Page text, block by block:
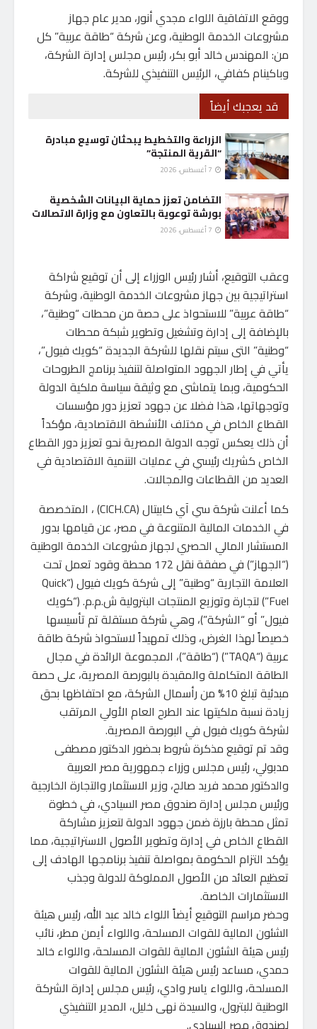
ووقع الاتفاقية اللواء مجدي أنور، مدير عام جهاز
مشروعات الخدمة الوطنية، وعن شركة “طاقة عربية” كل
من: المهندس خالد أبو بكر، رئيس مجلس إدارة الشركة،
وباكينام كفافي، الرئيس التنفيذي للشركة.
قد يعجبك أيضاً
الزراعة والتخطيط يبحثان توسيع مبادرة
“القرية المنتجة”
التضامن تعزز حماية البيانات الشخصية
بورشة توعوية بالتعاون مع وزارة الاتصالات
وعقب التوقيع، أشار رئيس الوزراء إلى أن توقيع شراكة
استراتيجية بين جهاز مشروعات الخدمة الوطنية، وشركة
“طاقة عربية” للاستحواذ على حصة من محطات “وطنية”،
بالإضافة إلى إدارة وتشغيل وتطوير شبكة محطات
“وطنية” التى سيتم نقلها للشركة الجديدة “كويك فيول”،
يأتي في إطار الجهود المتواصلة لتنفيذ برنامج الطروحات
الحكومية، وبما يتماشى مع وثيقة سياسة ملكية الدولة
وتوجهاتها، هذا فضلا عن جهود تعزيز دور مؤسسات
القطاع الخاص في مختلف الأنشطة الاقتصادية، مؤكداً
أن ذلك يعكس توجه الدولة المصرية نحو تعزيز دور القطاع
الخاص كشريك رئيسي في عمليات التنمية الاقتصادية في
العديد من القطاعات والمجالات.
كما ‏أعلنت شركة سي آي كابيتال (CICH.CA) ، المتخصصة
في الخدمات المالية المتنوعة في مصر، عن قيامها بدور
المستشار المالي الحصري لجهاز مشروعات الخدمة الوطنية
(“الجهاز”) في صفقة نقل 172 محطة وقود تعمل تحت
العلامة التجارية “وطنية” إلى شركة كويك فيول (“Quick
Fuel”) لتجارة وتوزيع المنتجات البترولية ش.م.م. (“كويك
فيول” أو “الشركة”)، وهي شركة مستقلة تم تأسيسها
خصيصاً لهذا الغرض، وذلك تمهيداً لاستحواذ شركة طاقة
عربية (“TAQA”) (“طاقة”)، المجموعة الرائدة في مجال
الطاقة المتكاملة والمقيدة بالبورصة المصرية، على حصة
مبدئية تبلغ 10% من رأسمال الشركة، مع احتفاظها بحق
زيادة نسبة ملكيتها عند الطرح العام الأولي المرتقب
لشركة كويك فيول في البورصة المصرية.
‏وقد تم توقيع مذكرة شروط بحضور الدكتور مصطفى
مدبولي، رئيس مجلس وزراء جمهورية مصر العربية
والدكتور محمد فريد صالح، وزير الاستثمار والتجارة الخارجية
ورئيس مجلس إدارة صندوق مصر السيادي، في خطوة
تمثل محطة بارزة ضمن جهود الدولة لتعزيز مشاركة
القطاع الخاص في إدارة وتطوير الأصول الاستراتيجية، مما
يؤكد التزام الحكومة بمواصلة تنفيذ برنامجها الهادف إلى
تعظيم العائد من الأصول المملوكة للدولة وجذب
الاستثمارات الخاصة.
‏وحضر مراسم التوقيع أيضاً اللواء خالد عبد الله، رئيس هيئة
الشئون المالية للقوات المسلحة، واللواء أيمن مطر، نائب
رئيس هيئة الشئون المالية للقوات المسلحة، واللواء خالد
حمدي، مساعد رئيس هيئة الشئون المالية للقوات
المسلحة، واللواء ياسر وادي، رئيس مجلس إدارة الشركة
الوطنية للبترول، والسيدة نهى خليل، المدير التنفيذي